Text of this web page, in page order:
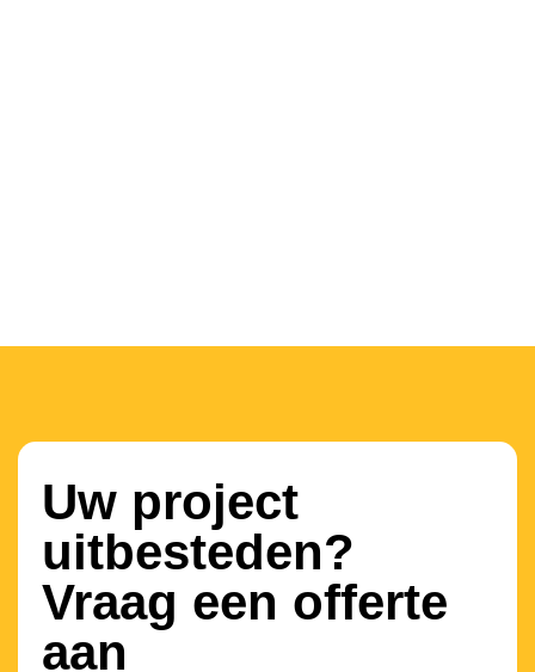
Uw project
uitbesteden?
Vraag een offerte
aan